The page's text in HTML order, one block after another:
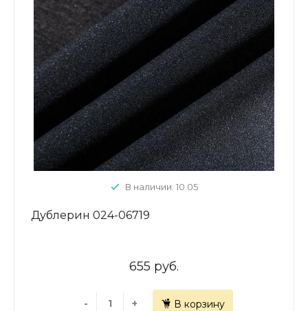
В наличии: 10.05
Дублерин 024-06719
655 руб.
- + В корзину